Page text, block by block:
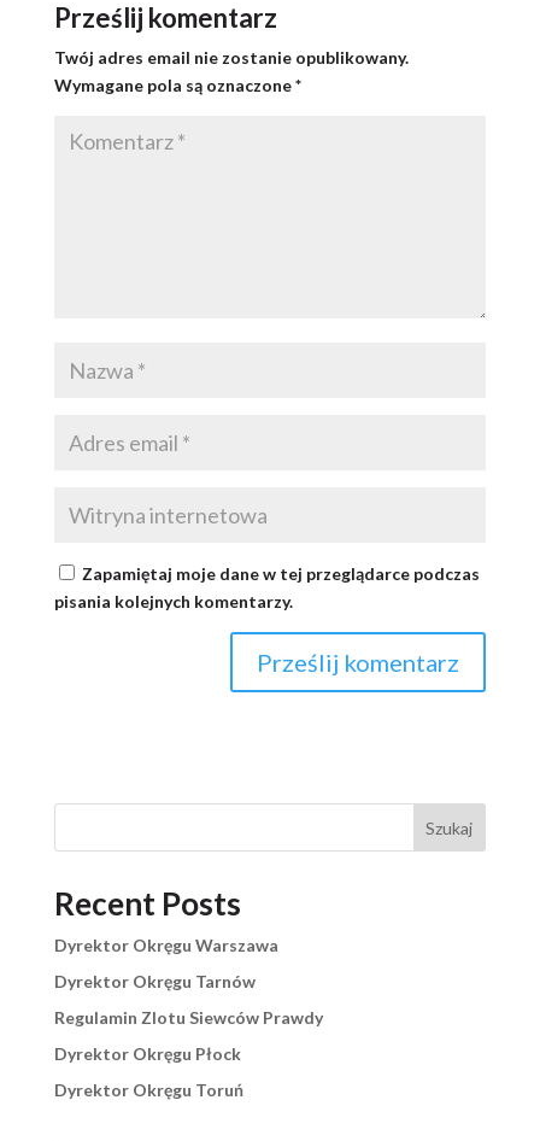
Prześlij komentarz
Twój adres email nie zostanie opublikowany.
Wymagane pola są oznaczone*
Zapamiętaj moje dane w tej przeglądarce podczas
pisania kolejnych komentarzy.
Szukaj
Recent Posts
Dyrektor Okręgu Warszawa
Dyrektor Okręgu Tarnów
Regulamin Zlotu Siewców Prawdy
Dyrektor Okręgu Płock
Dyrektor Okręgu Toruń